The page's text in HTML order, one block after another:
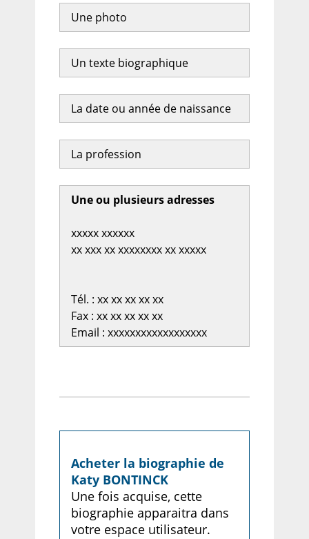
Une photo
Un texte biographique
La date ou année de naissance
La profession
Une ou plusieurs adresses
xxxxx xxxxxx
xx xxx xx xxxxxxxx xx xxxxx
Tél. : xx xx xx xx xx
Fax : xx xx xx xx xx
Email : xxxxxxxxxxxxxxxxxx
Acheter la biographie de
Katy BONTINCK
Une fois acquise, cette
biographie apparaitra dans
votre espace utilisateur.